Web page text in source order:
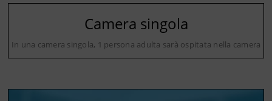
Camera singola
In una camera singola, 1 persona adulta sarà ospitata nella camera